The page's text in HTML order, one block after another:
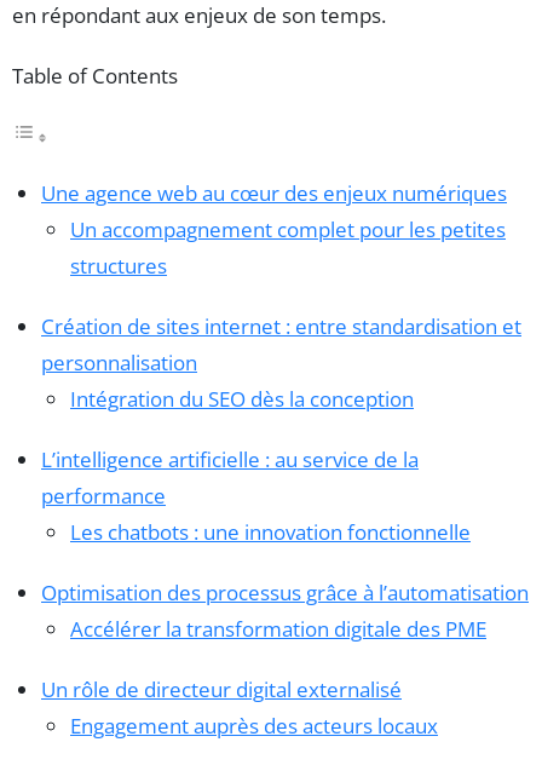
en répondant aux enjeux de son temps.
Table of Contents
Une agence web au cœur des enjeux numériques
Un accompagnement complet pour les petites
structures
Création de sites internet : entre standardisation et
personnalisation
Intégration du SEO dès la conception
L’intelligence artificielle : au service de la
performance
Les chatbots : une innovation fonctionnelle
Optimisation des processus grâce à l’automatisation
Accélérer la transformation digitale des PME
Un rôle de directeur digital externalisé
Engagement auprès des acteurs locaux